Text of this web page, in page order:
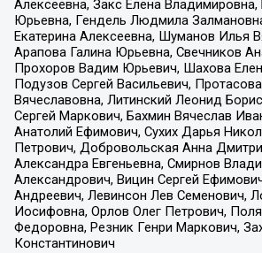
Алексеевна, Закс Елена Владимировна,
Юрьевна, Гендель Людмила
Екатерина Алексеевна, Шуманов Илья
Арапова Галина Юрьевна, Свечников
Прохоров Вадим Юрьевич, Шахова
Подузов Сергей Васильевич,
Вячеславовна, Литинский Леонид
Сергей Маркович, Бахмин Вячеслав
Анатолий Ефимович, Сухих Дарья
Петрович, Добровольская Анна
Александра Евгеньевна, Смирнов
Александрович, Вицин Сергей
Андреевич, Левинсон Лев Семенович,
Иосифовна, Орлов Олег Петрович,
Федоровна, Резник Генри Маркович,
Константинович